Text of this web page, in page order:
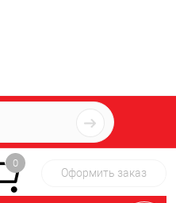
+7 (939) 716-10-06
пн-пт 7:00-16:00 МСК
0
Оформить заказ